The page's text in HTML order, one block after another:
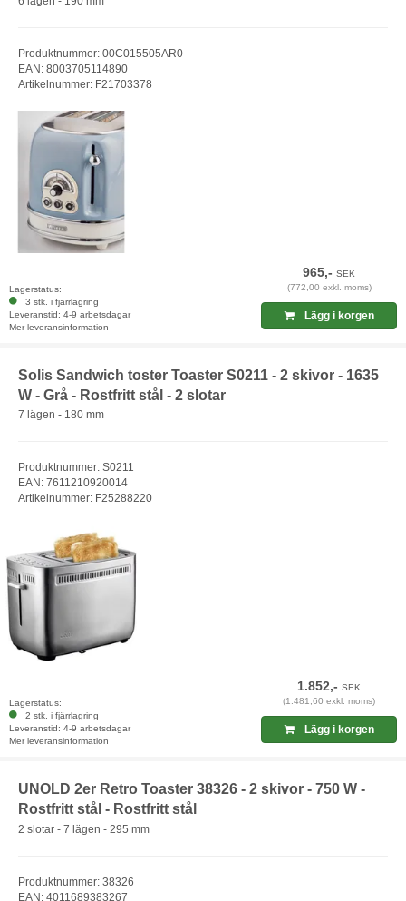
Produktnummer: 00C015505AR0
EAN: 8003705114890
Artikelnummer: F21703378
Lagerstatus:
3 stk. i fjärrlagring
Leveranstid: 4-9 arbetsdagar
Mer leveransinformation
965,-SEK
(772,00 exkl. moms)
Lägg i korgen
Solis Sandwich toster Toaster S0211 - 2 skivor - 1635
W - Grå - Rostfritt stål - 2 slotar
7 lägen - 180 mm
Produktnummer: S0211
EAN: 7611210920014
Artikelnummer: F25288220
Lagerstatus:
2 stk. i fjärrlagring
Leveranstid: 4-9 arbetsdagar
Mer leveransinformation
1.852,-SEK
(1.481,60 exkl. moms)
Lägg i korgen
UNOLD 2er Retro Toaster 38326 - 2 skivor - 750 W -
Rostfritt stål - Rostfritt stål
2 slotar - 7 lägen - 295 mm
Produktnummer: 38326
EAN: 4011689383267